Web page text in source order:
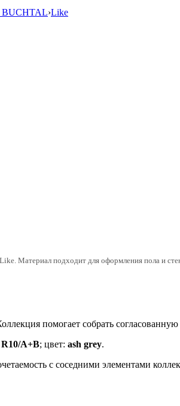
BUCHTAL›Like
Материал подходит для оформления пола и
помогает собрать
R10/A+B; цвет: ash grey.
с соседними элементами